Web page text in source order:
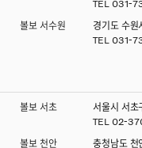
TEL 031-
볼보 서수원
경기도 수원
TEL 031-
볼보 서초
서울시 서초
TEL 02-
볼보 천안
충청남도 천